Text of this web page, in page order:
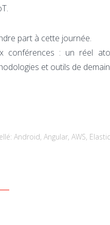
part à cette journée.
conférences : un réel
et outils de
Android, Angular, AWS,